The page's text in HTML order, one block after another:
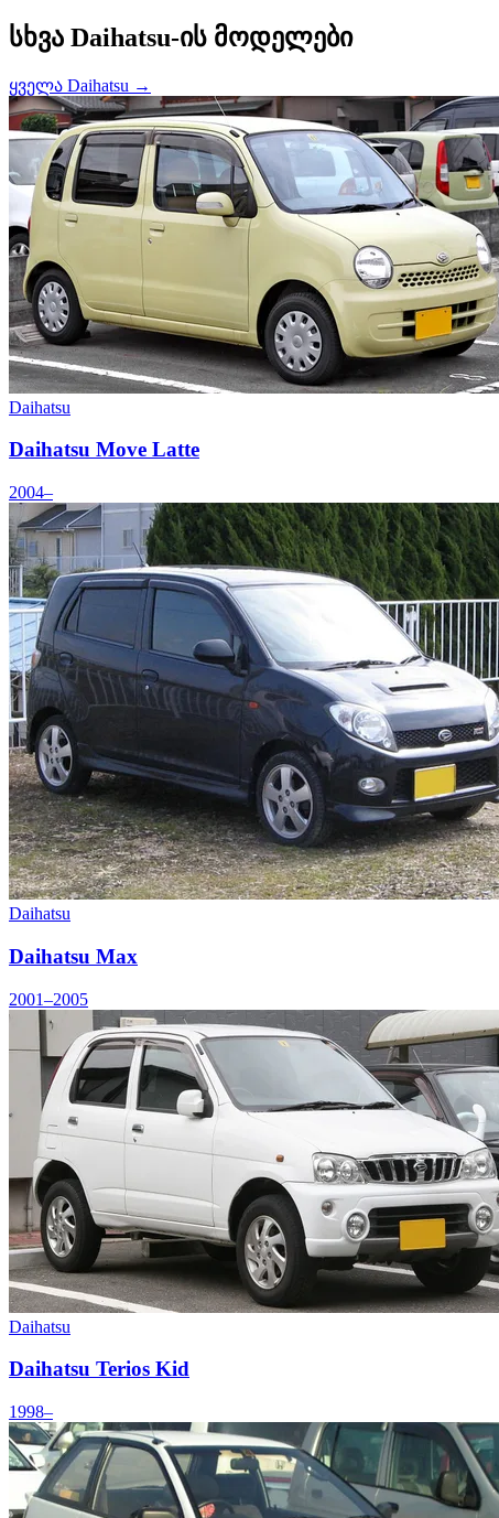
სხვა Daihatsu-ის მოდელები
ყველა Daihatsu →
Daihatsu
Daihatsu Move Latte
2004–
Daihatsu
Daihatsu Max
2001–2005
Daihatsu
Daihatsu Terios Kid
1998–